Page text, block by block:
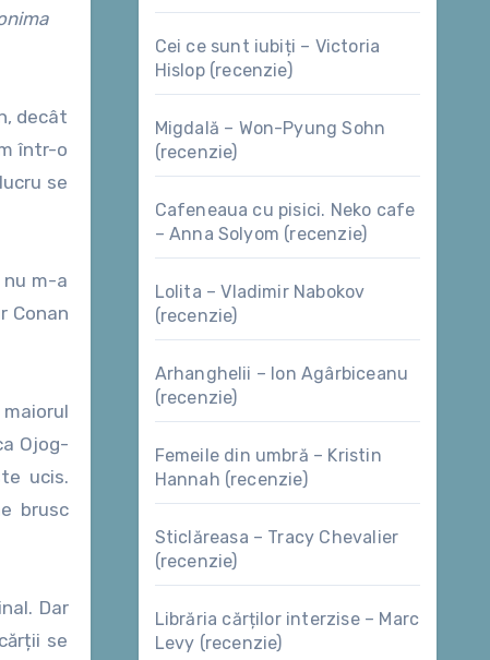
decât
într-o
se
m-a
Conan
Ojog-
ucis.
brusc
Dar
se
Cei ce sunt iubiți – Victoria
Hislop (recenzie)
Migdală – Won-Pyung Sohn
(recenzie)
Cafeneaua cu pisici. Neko cafe
– Anna Solyom (recenzie)
Lolita – Vladimir Nabokov
(recenzie)
Arhanghelii – Ion Agârbiceanu
(recenzie)
Femeile din umbră – Kristin
Hannah (recenzie)
Sticlăreasa – Tracy Chevalier
(recenzie)
Librăria cărților interzise – Marc
Levy (recenzie)